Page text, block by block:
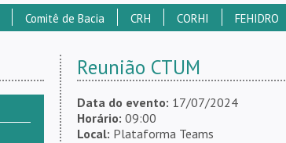
Comitê de Bacia CRH CORHI FEHIDRO
Reunião CTUM
Data do evento: 17/07/2024
Horário: 09:00
Local: Plataforma Teams